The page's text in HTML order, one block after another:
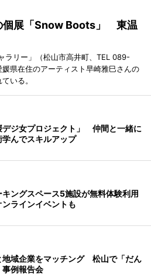
個展「Snow Boots」 東温
ラリー」（松山市高井町、TEL 089-
県在住のアーティスト早崎雅巳さんの
いる。
デジ女プロジェクト」 仲間と一緒に
んでスキルアップ
ングスペース5施設が無料体験利用
ラインイベントも
地域企業をマッチング 松山で「だん
事例報告会